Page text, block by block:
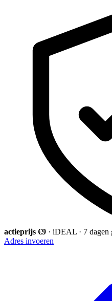
actieprijs €9 · iDEAL · 7 dagen
Adres invoeren